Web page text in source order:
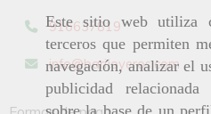
Este sitio web utiliza
terceros que permiten
navegación, analizar el
publicidad
916637819
info barijoyeros.com